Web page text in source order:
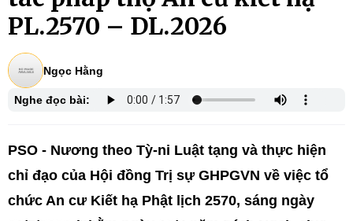
PL.2570 – DL.2026
Ngọc Hằng
Nghe đọc bài:
PSO - Nương theo Tỳ-ni Luật tạng và thực hiện
chỉ đạo của Hội đồng Trị sự GHPGVN về việc tổ
chức An cư Kiết hạ Phật lịch 2570, sáng ngày